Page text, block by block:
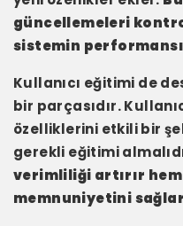
güncellemeleri
sistemin
Kullanıcı eğitimi de
bir parçasıdır.
özelliklerini etkili bir
gerekli eğitimi
verimliliği artırır hem
memnuniyetini